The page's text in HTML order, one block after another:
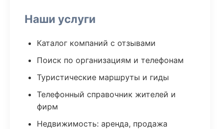
Наши услуги
Каталог компаний с отзывами
Поиск по организациям и телефонам
Туристические маршруты и гиды
Телефонный справочник жителей и
фирм
Недвижимость: аренда, продажа